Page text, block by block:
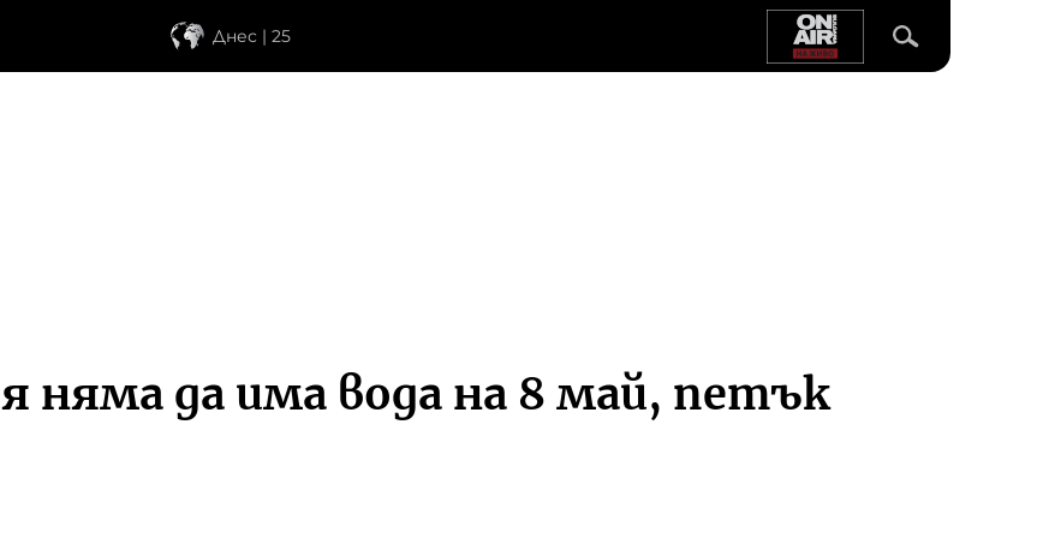
Днес | 25
няма да има вода на 8 май, петък